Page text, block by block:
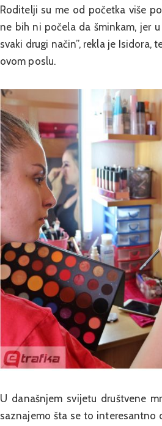
Roditelji su me od početka više
ne bih ni počela da šminkam, jer
svaki drugi način”, rekla je
ovom poslu.
U današnjem svijetu društvene
saznajemo šta se to interesantno